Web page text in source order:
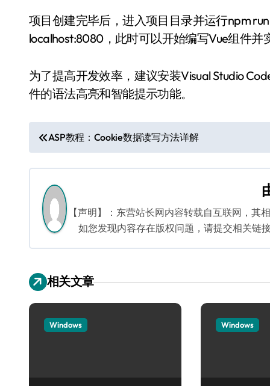
项目创建完毕后，进入项目目录并运行npm
localhost:8080，此时可以开始编写Vue组件并
为了提高开发效率，建议安装Visual Studio
件的语法高亮和智能提示功能。
文
章
导
航
ASP教程：Cookie数据读写方法详解
【声明】：东营站长网内容转载自互联网，
如您发现内容存在版权问题，请提交相关链
相关文章
Windows Windows